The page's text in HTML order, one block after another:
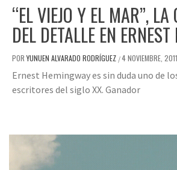
“EL VIEJO Y EL MAR”, LA
DEL DETALLE EN
POR YUNUEN ALVARADO RODRÍGUEZ /4 NOVIEMBRE, 2011
Ernest Hemingway es sin duda uno de
escritores del siglo XX. Ganador